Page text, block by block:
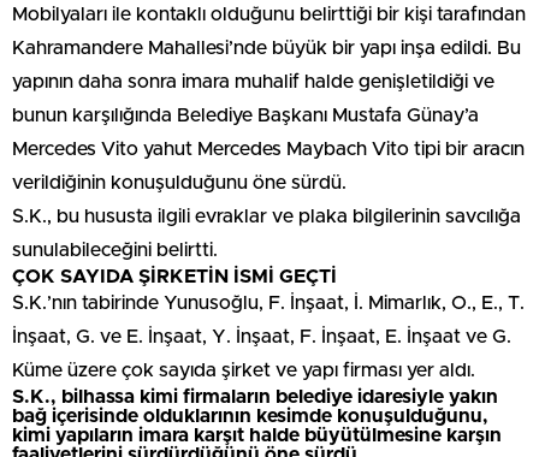
Mobilyaları ile kontaklı olduğunu belirttiği bir kişi tarafından
Kahramandere Mahallesi’nde büyük bir yapı inşa edildi. Bu
yapının daha sonra imara muhalif halde genişletildiği ve
bunun karşılığında Belediye Başkanı Mustafa Günay’a
Mercedes Vito yahut Mercedes Maybach Vito tipi bir aracın
verildiğinin konuşulduğunu öne sürdü.
S.K., bu hususta ilgili evraklar ve plaka bilgilerinin savcılığa
sunulabileceğini belirtti.
ÇOK SAYIDA ŞİRKETİN İSMİ GEÇTİ
S.K.’nın tabirinde Yunusoğlu, F. İnşaat, İ. Mimarlık, O., E., T.
İnşaat, G. ve E. İnşaat, Y. İnşaat, F. İnşaat, E. İnşaat ve G.
Küme üzere çok sayıda şirket ve yapı firması yer aldı.
S.K., bilhassa kimi firmaların belediye idaresiyle yakın
bağ içerisinde olduklarının kesimde konuşulduğunu,
kimi yapıların imara karşıt halde büyütülmesine karşın